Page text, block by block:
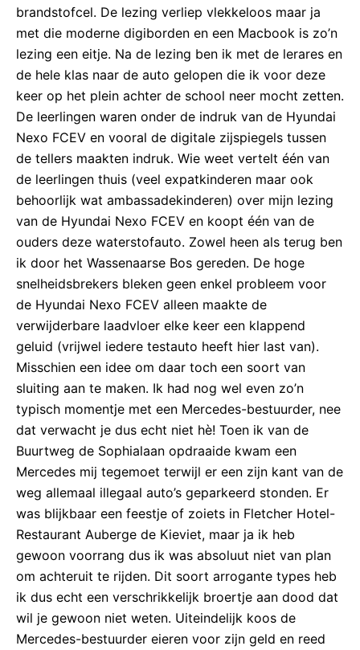
brandstofcel. De lezing verliep vlekkeloos maar ja
met die moderne digiborden en een Macbook is zo’n
lezing een eitje. Na de lezing ben ik met de lerares en
de hele klas naar de auto gelopen die ik voor deze
keer op het plein achter de school neer mocht zetten.
De leerlingen waren onder de indruk van de Hyundai
Nexo FCEV en vooral de digitale zijspiegels tussen
de tellers maakten indruk. Wie weet vertelt één van
de leerlingen thuis (veel expatkinderen maar ook
behoorlijk wat ambassadekinderen) over mijn lezing
van de Hyundai Nexo FCEV en koopt één van de
ouders deze waterstofauto. Zowel heen als terug ben
ik door het Wassenaarse Bos gereden. De hoge
snelheidsbrekers bleken geen enkel probleem voor
de Hyundai Nexo FCEV alleen maakte de
verwijderbare laadvloer elke keer een klappend
geluid (vrijwel iedere testauto heeft hier last van).
Misschien een idee om daar toch een soort van
sluiting aan te maken. Ik had nog wel even zo’n
typisch momentje met een Mercedes-bestuurder, nee
dat verwacht je dus echt niet hè! Toen ik van de
Buurtweg de Sophialaan opdraaide kwam een
Mercedes mij tegemoet terwijl er een zijn kant van de
weg allemaal illegaal auto’s geparkeerd stonden. Er
was blijkbaar een feestje of zoiets in Fletcher Hotel-
Restaurant Auberge de Kieviet, maar ja ik heb
gewoon voorrang dus ik was absoluut niet van plan
om achteruit te rijden. Dit soort arrogante types heb
ik dus echt een verschrikkelijk broertje aan dood dat
wil je gewoon niet weten. Uiteindelijk koos de
Mercedes-bestuurder eieren voor zijn geld en reed